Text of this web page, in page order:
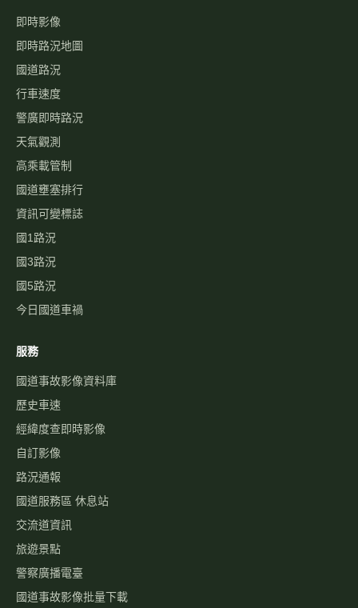
即時影像
即時路況地圖
國道路況
行車速度
警廣即時路況
天氣觀測
高乘載管制
國道壅塞排行
資訊可變標誌
國1路況
國3路況
國5路況
今日國道車禍
服務
國道事故影像資料庫
歷史車速
經緯度查即時影像
自訂影像
路況通報
國道服務區 休息站
交流道資訊
旅遊景點
警察廣播電臺
國道事故影像批量下載